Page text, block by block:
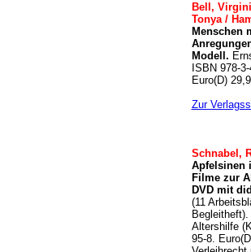
Bell,
Tonya /
Menschen
Modell.
ISBN 978-
Euro(D)
Zur
Schnabel,
Apfelsinen
Filme zur
DVD mit
(11
Altershilfe
95-8.